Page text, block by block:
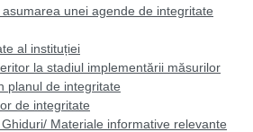
unei agende de integritate
al instituției
la stadiul implementării măsurilor
planul de integritate
de integritate
Materiale informative relevante